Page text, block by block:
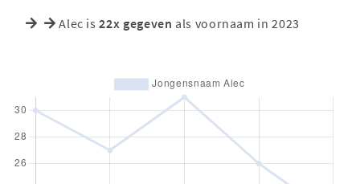
Alec is22x gegeven als voornaam in 2023